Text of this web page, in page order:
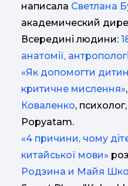
написала Светлана
академический
Всередині людини:
анатомії,
«Як допомогти
критичне мислення»
Коваленко,
Popyatam.
«4 причини, чому
китайської мови»
Родзина и Майя